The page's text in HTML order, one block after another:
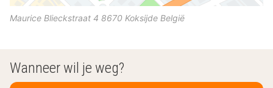
Maurice Blieckstraat 4 8670 Koksijde België
Wanneer wil je weg?